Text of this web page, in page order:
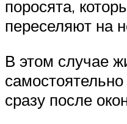
поросята,
переселяют на
В этом случае
сразу после